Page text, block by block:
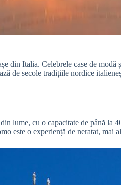
Italia. Celebrele case de
de secole tradițiile nordice
lume, cu o capacitate de până
este o experiență de neratat, mai